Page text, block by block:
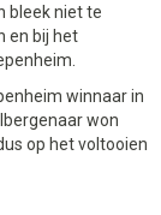
bleek niet te
en bij het
winnaar in
won
op het voltooien